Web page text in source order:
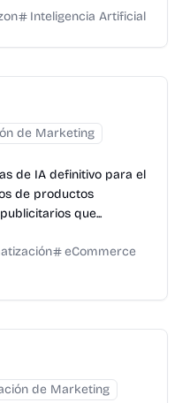
Inteligencia Artificial
de Marketing
de IA definitivo para el
de productos
que...
eCommerce
de Marketing